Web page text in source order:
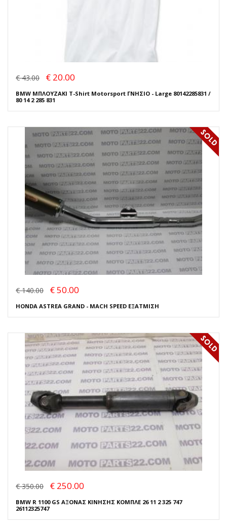
€ 43.00 € 20.00
BMW ΜΠΛΟΥΖΑΚΙ T-Shirt Motorsport ΓΝΗΣΙΟ - Large 80142285831 /
80 14 2 285 831
€ 140.00 € 50.00
HONDA ASTREA GRAND - MACH SPEED ΕΞΑΤΜΙΣΗ
€ 350.00 € 250.00
BMW R 1100 GS ΑΞΟΝΑΣ ΚΙΝΗΣΗΣ ΚΟΜΠΛΕ 26 11 2 325 747
26112325747